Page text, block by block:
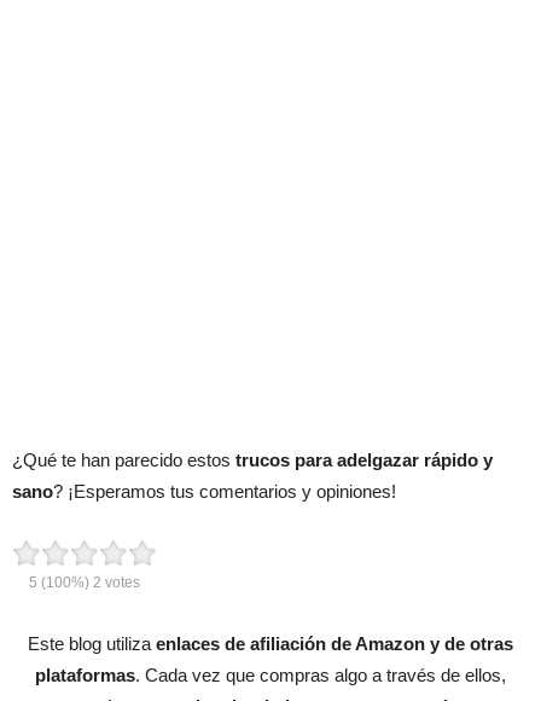
¿Qué te han parecido estos trucos para adelgazar rápido y
sano? ¡Esperamos tus comentarios y opiniones!
5 (100%) 2 votes
Este blog utiliza enlaces de afiliación de Amazon y de otras
plataformas. Cada vez que compras algo a través de ellos,